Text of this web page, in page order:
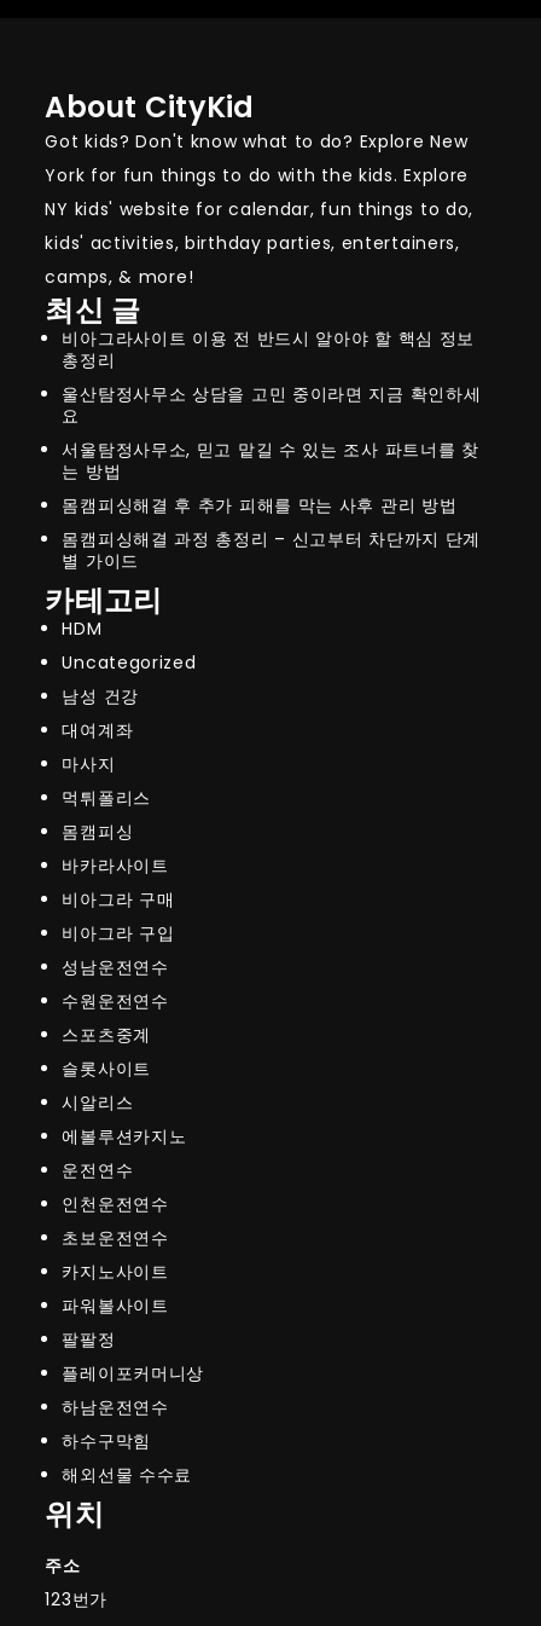
About CityKid
Got kids? Don't know what to do? Explore New
York for fun things to do with the kids. Explore
NY kids' website for calendar, fun things to do,
kids' activities, birthday parties, entertainers,
camps, & more!
최신 글
비아그라사이트 이용 전 반드시 알아야 할 핵심 정보
총정리
울산탐정사무소 상담을 고민 중이라면 지금 확인하세
요
서울탐정사무소, 믿고 맡길 수 있는 조사 파트너를 찾
는 방법
몸캠피싱해결 후 추가 피해를 막는 사후 관리 방법
몸캠피싱해결 과정 총정리 – 신고부터 차단까지 단계
별 가이드
카테고리
HDM
Uncategorized
남성 건강
대여계좌
마사지
먹튀폴리스
몸캠피싱
바카라사이트
비아그라 구매
비아그라 구입
성남운전연수
수원운전연수
스포츠중계
슬롯사이트
시알리스
에볼루션카지노
운전연수
인천운전연수
초보운전연수
카지노사이트
파워볼사이트
팔팔정
플레이포커머니상
하남운전연수
하수구막힘
해외선물 수수료
위치
주소
123번가